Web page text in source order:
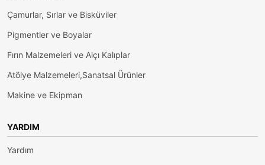
Çamurlar, Sırlar ve Bisküviler
Pigmentler ve Boyalar
Fırın Malzemeleri ve Alçı Kalıplar
Atölye Malzemeleri,Sanatsal Ürünler
Makine ve Ekipman
YARDIM
Yardım